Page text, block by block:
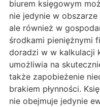
biurem księgowym
nie jedynie w
ale również w
środkami pieniężnymi
doradzi w w kalkulacji
umożliwia na
także zapobieżenie
brakiem płynności.
nie obejmuje jedynie